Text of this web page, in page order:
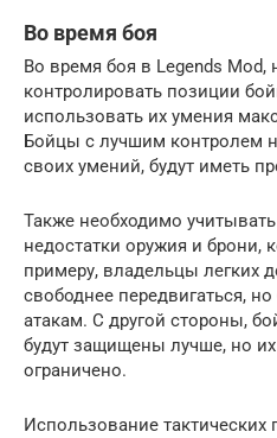
Во время боя
Во время боя в Legends Mod,
контролировать позиции
использовать их умения
Бойцы с лучшим контролем
своих умений, будут иметь
Также необходимо
недостатки оружия и брони,
примеру, владельцы легких
свободнее передвигаться,
атакам. С другой стороны,
будут защищены лучше, но
ограничено.
Использование тактических